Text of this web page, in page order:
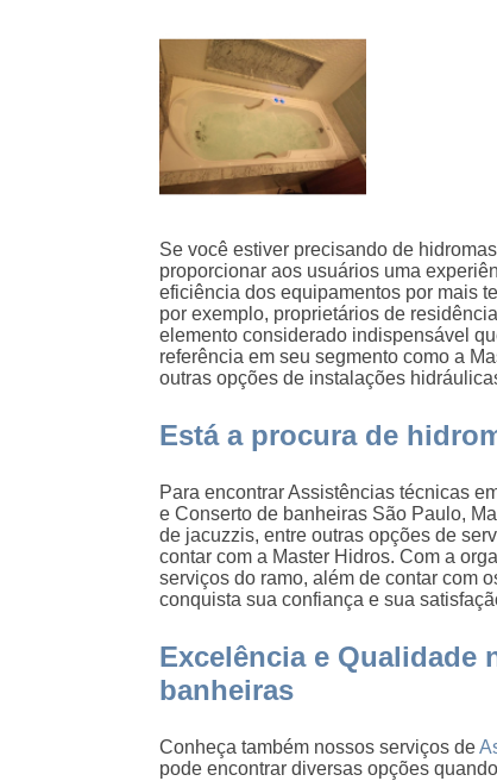
Se você estiver precisando de
proporcionar aos usuários uma
eficiência dos equipamentos por mais
por exemplo, proprietários de
elemento considerado indispensável
referência em seu segmento como a
outras opções de instalações
Está a procura de
Para encontrar Assistências técnicas
e Conserto de banheiras São Paulo,
de jacuzzis, entre outras opções de
contar com a Master Hidros. Com a
serviços do ramo, além de contar com
conquista sua confiança e sua
Excelência e Qualidade
banheiras
Conheça também nossos serviços de
pode encontrar diversas opções